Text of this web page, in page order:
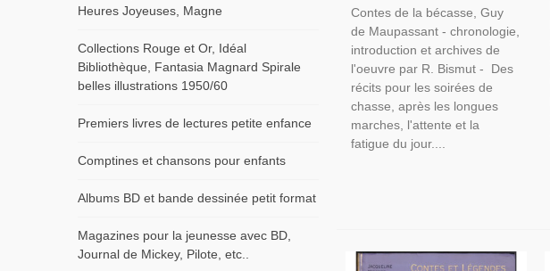
Heures Joyeuses, Magne
Collections Rouge et Or, Idéal
Bibliothèque, Fantasia Magnard Spirale
belles illustrations 1950/60
Premiers livres de lectures petite enfance
Comptines et chansons pour enfants
Albums BD et bande dessinée petit format
Magazines pour la jeunesse avec BD,
Journal de Mickey, Pilote, etc..
Normandie,,
Contes de la bécasse, Guy
de Maupassant - chronologie,
introduction et archives de
l'oeuvre par R. Bismut - Des
récits pour les soirées de
chasse, après les longues
marches, l'attente et la
fatigue du jour....